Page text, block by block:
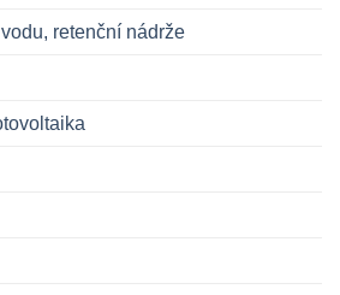
retenční nádrže